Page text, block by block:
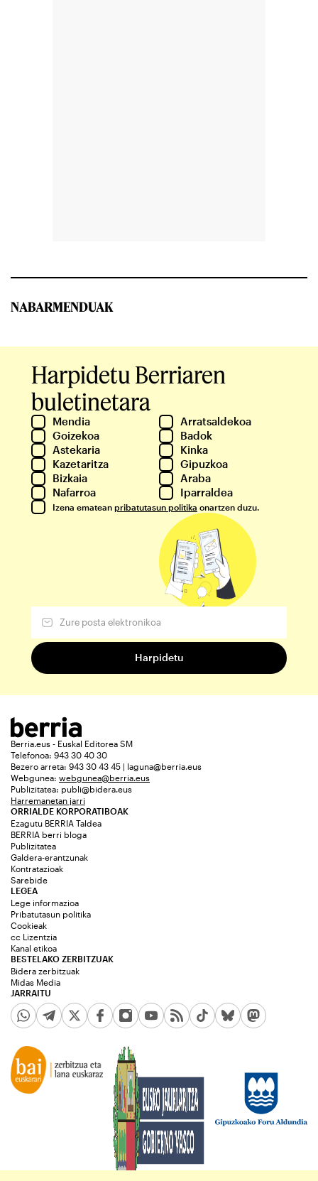
NABARMENDUAK
Harpidetu Berriaren
buletinetara
Mendia
Arratsaldekoa
Goizekoa
Badok
Astekaria
Kinka
Kazetaritza
Gipuzkoa
Bizkaia
Araba
Nafarroa
Iparraldea
Izena ematean pribatutasun politika onartzen duzu.
Berria.eus - Euskal Editorea SM
Telefonoa: 943 30 40 30
Bezero arreta: 943 30 43 45 | laguna@berria.eus
Webgunea: webgunea@berria.eus
Publizitatea: publi@bidera.eus
Harremanetan jarri
ORRIALDE KORPORATIBOAK
Ezagutu BERRIA Taldea
BERRIA berri bloga
Publizitatea
Galdera-erantzunak
Kontratazioak
Sarebide
JARRAITU
LEGEA
Lege informazioa
Pribatutasun politika
Cookieak
cc Lizentzia
Kanal etikoa
BESTELAKO ZERBITZUAK
Bidera zerbitzuak
Midas Media